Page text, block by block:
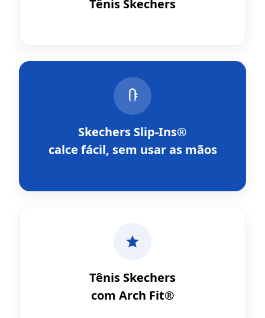
Tênis Skechers
Skechers Slip-Ins®
calce fácil, sem usar as mãos
Tênis Skechers
com Arch Fit®